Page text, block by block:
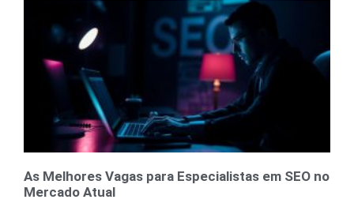
As Melhores Vagas para Especialistas em SEO no
Mercado Atual